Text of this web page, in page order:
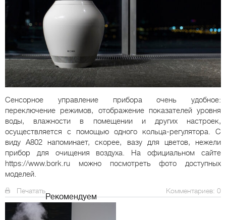
Сенсорное управление прибора очень удобное:
переключение режимов, отображение показателей уровня
воды, влажности в помещении и других настроек,
осуществляется с помощью одного кольца-регулятора. С
виду A802 напоминает, скорее, вазу для цветов, нежели
прибор для очищения воздуха. На официальном сайте
https://www.bork.ru можно посмотреть фото доступных
моделей.
Печатать Комментариев: 0
Рекомендуем